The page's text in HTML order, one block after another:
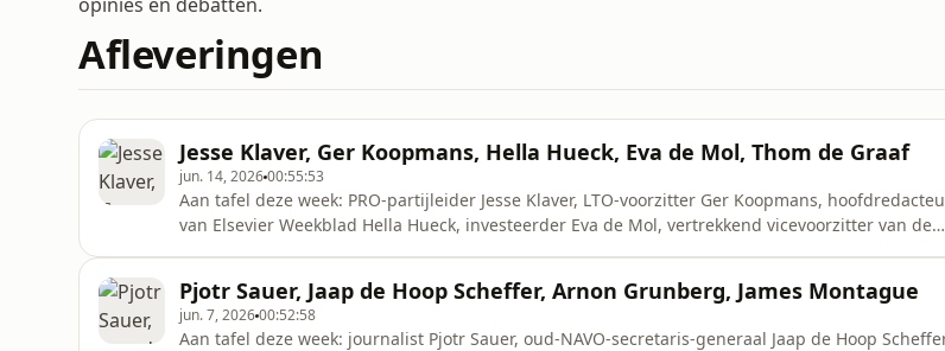
Afleveringen
Jesse Klaver, Ger Koopmans, Hella Hueck, Eva de Mol, Thom de Graaf
jun. 14, 202600:55:53
Aan tafel deze week: PRO-partijleider Jesse Klaver, LTO-voorzitter Ger Koopmans,
van Elsevier Weekblad Hella Hueck, investeerder Eva de Mol, vertrekkend vicevoorzitter van de
je vindt er nat
Pjotr Sauer, Jaap de Hoop Scheffer, Arnon Grunberg, James Montague
jun. 7, 202600:52:58
Aan tafel deze week: journalist Pjotr Sauer, oud-NAVO-secretaris-generaal Jaap de Hoop